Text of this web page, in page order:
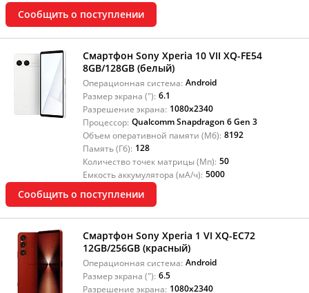
Сообщить о поступлении
Смартфон Sony Xperia 10 VII XQ-FE54
8GB/128GB (белый)
Операционная система: Android
Размер экрана ("): 6.1
Разрешение экрана: 1080x2340
Процессор: Qualcomm Snapdragon 6 Gen 3
Объем оперативной памяти (Мб): 8192
Память (Гб): 128
Количество точек матрицы (Мп): 50
Емкость аккумулятора (мА/ч): 5000
Сообщить о поступлении
Смартфон Sony Xperia 1 VI XQ-EC72
12GB/256GB (красный)
Операционная система: Android
Размер экрана ("): 6.5
Разрешение экрана: 1080x2340